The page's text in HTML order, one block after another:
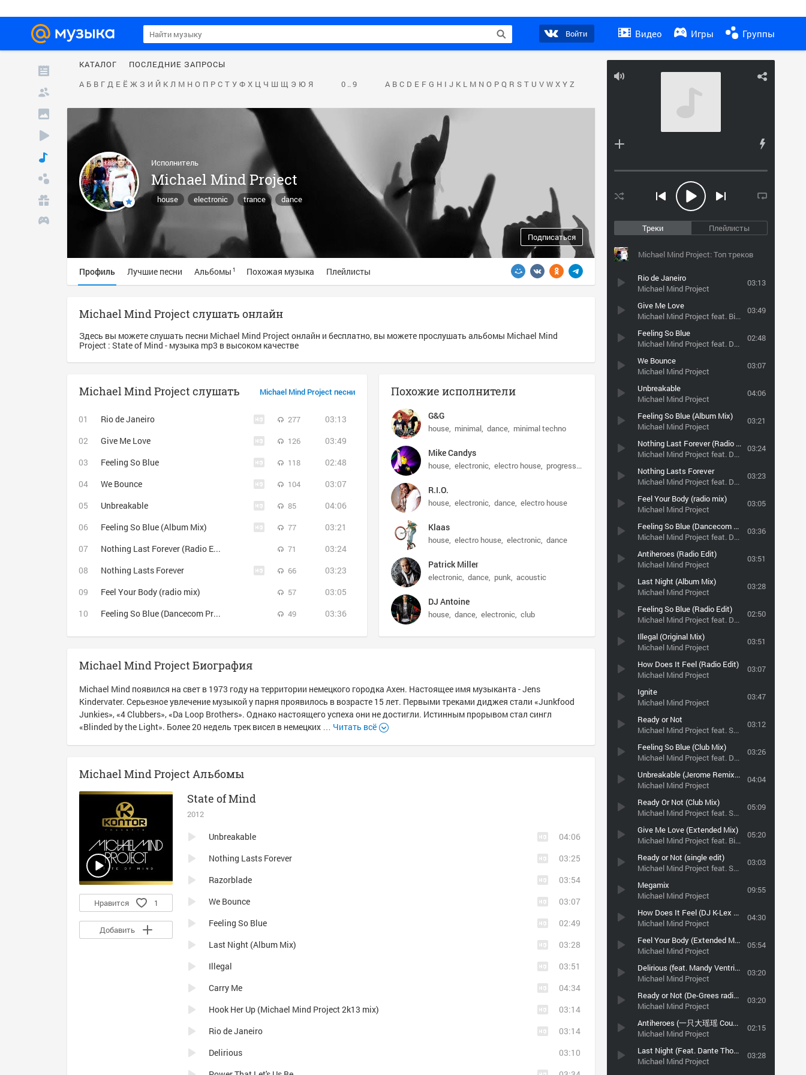
Войти Видео Игры Группы
Треки Плейлисты
Michael Mind Project: Топ треков
Rio de Janeiro
Michael Mind Project
03:13
Give Me Love
Michael Mind Project feat. Birk Storm
03:49
Feeling So Blue
Michael Mind Project feat. Dante Thomas
02:48
We Bounce
Michael Mind Project
03:07
Unbreakable
Michael Mind Project
04:06
Feeling So Blue (Album Mix)
Michael Mind Project
03:21
Nothing Last Forever (Radio Edit) cамая клубная музыка только у нас, заходи к нам http://vk.com/clubmusictlt
Michael Mind Project feat. Dante Thomas
03:24
Nothing Lasts Forever
Michael Mind Project feat. Dante Thomas
03:23
Feel Your Body (radio mix)
Michael Mind Project
03:05
Feeling So Blue (Dancecom Project remix)
Michael Mind Project feat. Dante Thomas
03:36
Antiheroes (Radio Edit)
Michael Mind Project
03:51
Last Night (Album Mix)
Michael Mind Project
03:28
Feeling So Blue (Radio Edit)
Michael Mind Project feat. Dante Thomas
02:50
Illegal (Original Mix)
Michael Mind Project
03:51
How Does It Feel (Radio Edit)
Michael Mind Project
03:07
Ignite
Michael Mind Project
03:47
Ready or Not
Michael Mind Project feat. Sean Kingston
03:12
Feeling So Blue (Club Mix)
Michael Mind Project feat. Dante Thomas
03:26
Unbreakable (Jerome Remix) http://vk.com/ksandrlmusic Лучшая музыка у нас
Michael Mind Project
04:04
Ready Or Not (Club Mix)
Michael Mind Project feat. Sean Kingston
05:09
Give Me Love (Extended Mix)
Michael Mind Project feat. Birk Storm
05:20
Ready or Not (single edit)
Michael Mind Project feat. Sean Kingston
03:03
Megamix
Michael Mind Project
09:55
How Does It Feel (DJ K-Lex Dutch Mix) [Dutch House] [2011] [public27380885]
Michael Mind Project
04:30
Feel Your Body (Extended Mix)
Michael Mind Project
05:54
Delirious (feat. Mandy Ventrice & Carlprit) (Club Edit)
Michael Mind Project
03:20
Ready or Not (De-Grees radio edit)
Michael Mind Project
03:20
Antiheroes (一只大瑶瑶 Coub version)
Michael Mind Project
02:15
Last Night (Feat. Dante Thomas)
Michael Mind Project
03:28
КАТАЛОГ
ПОСЛЕДНИЕ ЗАПРОСЫ
А Б В Г Д Е Ё Ж З И Й К Л М Н О П Р С Т У Ф Х Ц Ч Ш Щ Э Ю Я 0 .. 9 A B C D E F G H I J K L M N O P Q R S T U V W X Y Z
Исполнитель
Michael Mind Project
house electronic trance dance
Подписаться
Профиль Лучшие песни Альбомы 1 Похожая музыка Плейлисты
Michael Mind Project слушать онлайн
Здесь вы можете слушать песни Michael Mind Project онлайн и бесплатно, вы можете прослушать альбомы Michael Mind
Project : State of Mind - музыка mp3 в высоком качестве
Michael Mind Project песни
Michael Mind Project слушать
Rio de Janeiro 277
03:13
Give Me Love
126
03:49
Feeling So Blue
118
02:48
We Bounce
104
03:07
Unbreakable
85
04:06
Feeling So Blue (Album Mix)
77
03:21
Nothing Last Forever (Radio Edit) cамая клубная музыка только у нас, заходи к нам http://vk.com/clubmusictlt
71
03:24
Nothing Lasts Forever
66
03:23
Feel Your Body (radio mix)
57
03:05
Feeling So Blue (Dancecom Project remix)
49 03:36
Похожие исполнители
G&G
house minimal dance minimal techno
Mike Candys
house electronic electro house progressive house
R.I.O.
house electronic dance electro house
Klaas
house electro house electronic dance
Patrick Miller
electronic dance punk acoustic
DJ Antoine
house dance electronic club
Michael Mind Project Биография
Michael Mind появился на свет в 1973 году на территории немецкого городка Ахен. Настоящее имя музыканта - Jens
Kindervater. Серьезное увлечение музыкой у парня проявилось в возрасте 15 лет. Первыми треками диджея стали «Junkfood
Junkies», «4 Clubbers», «Da Loop Brothers». Однако настоящего успеха они не достигли. Истинным прорывом стал сингл
«Blinded by the Light». Более 20 недель трек висел в немецких … Читать всё
Michael Mind Project Альбомы
State of Mind
2012
Нравится 1
Добавить
Unbreakable
04:06
Nothing Lasts Forever
03:25
Razorblade
03:54
We Bounce
03:07
Feeling So Blue
02:49
Last Night (Album Mix)
03:28
Illegal
03:51
Carry Me
04:34
Hook Her Up (Michael Mind Project 2k13 mix)
03:14
Rio de Janeiro
03:14
Delirious
03:10